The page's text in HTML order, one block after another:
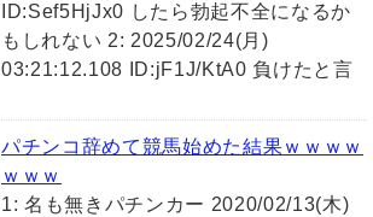
ID:Sef5HjJx0 したら勃起不全になるか
もしれない 2: 2025/02/24(月)
03:21:12.108 ID:jF1J/KtA0 負けたと言
パチンコ辞めて競馬始めた結果ｗｗｗｗ
ｗｗｗ
1: 名も無きパチンカー 2020/02/13(木)